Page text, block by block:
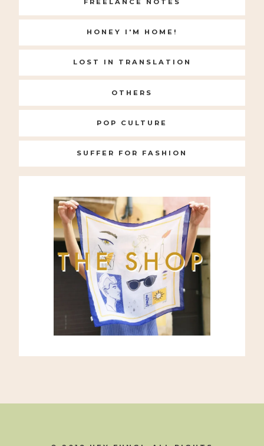
FREELANCE NOTES
HONEY I'M HOME!
LOST IN TRANSLATION
OTHERS
POP CULTURE
SUFFER FOR FASHION